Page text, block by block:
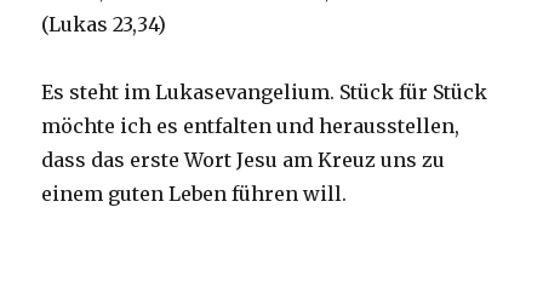
(Lukas 23,34)
Es steht im Lukasevangelium. Stück für Stück
möchte ich es entfalten und herausstellen,
dass das erste Wort Jesu am Kreuz uns zu
einem guten Leben führen will.